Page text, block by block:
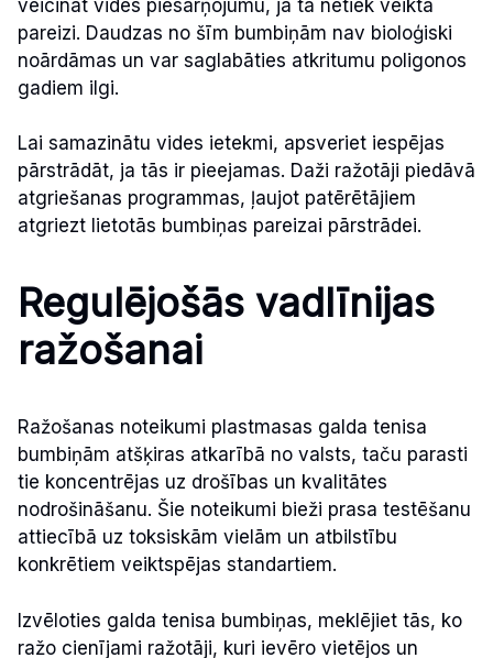
veicināt vides piesārņojumu, ja tā netiek veikta
pareizi. Daudzas no šīm bumbiņām nav bioloģiski
noārdāmas un var saglabāties atkritumu poligonos
gadiem ilgi.
Lai samazinātu vides ietekmi, apsveriet iespējas
pārstrādāt, ja tās ir pieejamas. Daži ražotāji piedāvā
atgriešanas programmas, ļaujot patērētājiem
atgriezt lietotās bumbiņas pareizai pārstrādei.
Regulējošās vadlīnijas
ražošanai
Ražošanas noteikumi plastmasas galda tenisa
bumbiņām atšķiras atkarībā no valsts, taču parasti
tie koncentrējas uz drošības un kvalitātes
nodrošināšanu. Šie noteikumi bieži prasa testēšanu
attiecībā uz toksiskām vielām un atbilstību
konkrētiem veiktspējas standartiem.
Izvēloties galda tenisa bumbiņas, meklējiet tās, ko
ražo cienījami ražotāji, kuri ievēro vietējos un